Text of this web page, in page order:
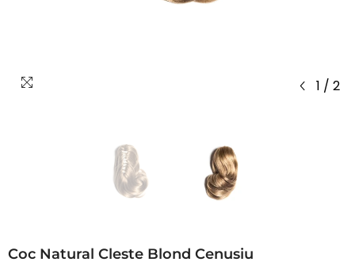
1 / 2
Coc Natural Cleste Blond Cenusiu